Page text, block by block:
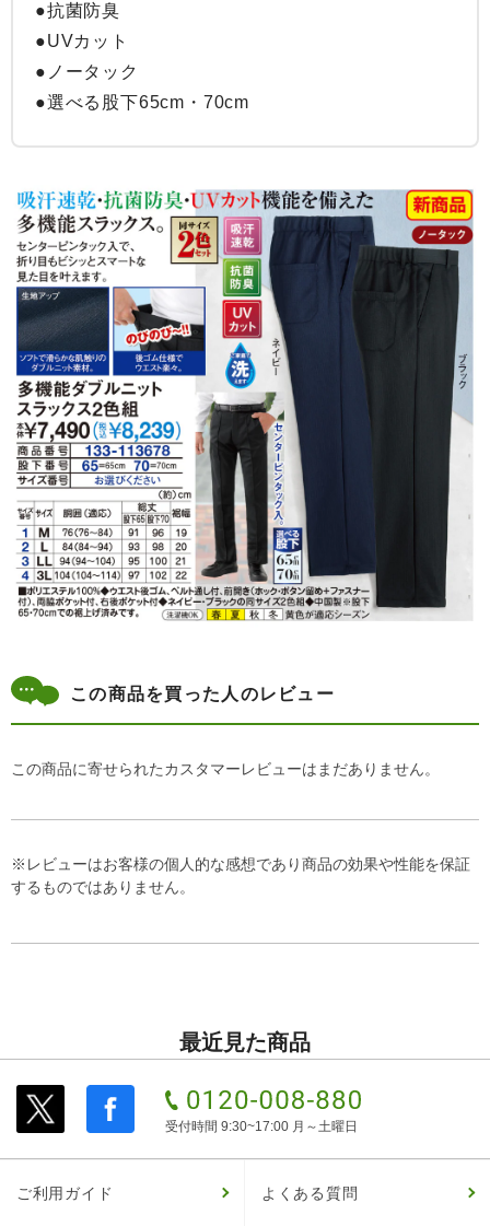
●抗菌防臭
●UVカット
●ノータック
●選べる股下65cm・70cm
この商品を買った人のレビュー
この商品に寄せられたカスタマーレビューはまだありません。
※レビューはお客様の個人的な感想であり商品の効果や性能を保証
するものではありません。
最近見た商品
受付時間 9:30~17:00 月～土曜日
ご利用ガイド よくある質問